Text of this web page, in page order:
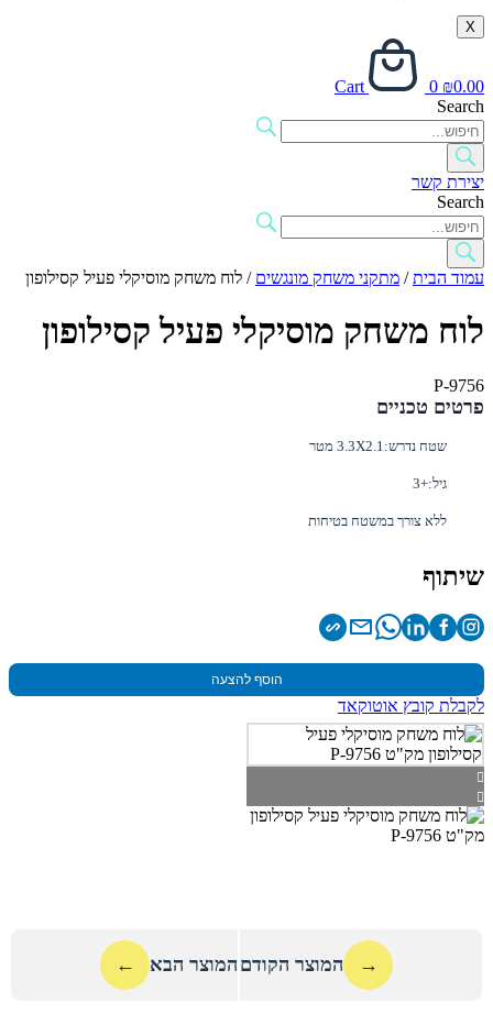
X
₪0.00
0
Cart
Search
יצירת קשר
Search
עמוד הבית/ מתקני משחק מונגשים / לוח משחק מוסיקלי פעיל קסילופון
לוח משחק מוסיקלי פעיל קסילופון
P-9756
פרטים טכניים
שטח נדרש: 3.3X2.1 מטר
גיל:+3
ללא צורך במשטח בטיחות
שיתוף
הוסף להצעה
לקבלת קובץ אוטוקאד
→ המוצר הקודם המוצר הבא ←